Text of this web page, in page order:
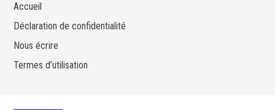
Accueil
Déclaration de confidentialité
Nous écrire
Termes d’utilisation